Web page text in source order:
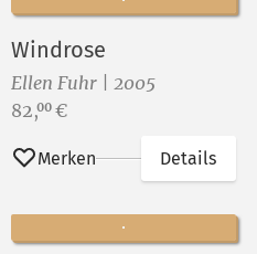
Windrose
Ellen Fuhr | 2005
Preis:
82,00 €
Merken Details